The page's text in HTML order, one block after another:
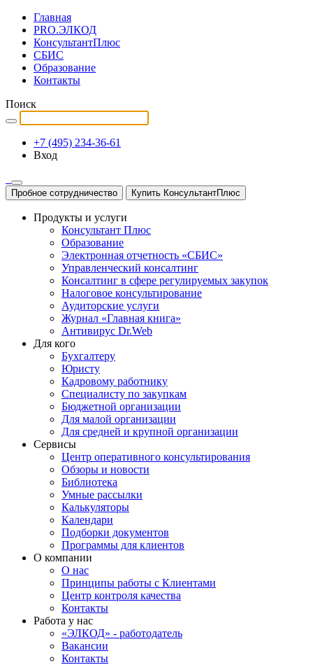
Главная
PRO.ЭЛКОД
КонсультантПлюс
СБИС
Образование
Контакты
Поиск
+7 (495) 234-36-61
Вход
Пробное сотрудничество Купить КонсультантПлюс
Продукты и услуги
Консультант Плюс
Образование
Электронная отчетность «СБИС»
Управленческий консалтинг
Консалтинг в сфере регулируемых закупок
Налоговое консультирование
Аудиторские услуги
Журнал «Главная книга»
Антивирус Dr.Web
Для кого
Бухгалтеру
Юристу
Кадровому работнику
Специалисту по закупкам
Бюджетной организации
Для малой организации
Для средней и крупной организации
Сервисы
Центр оперативного консультирования
Обзоры и новости
Библиотека
Умные рассылки
Калькуляторы
Календари
Подборки документов
Программы для клиентов
О компании
О нас
Принципы работы с Клиентами
Центр контроля качества
Контакты
Работа у нас
«ЭЛКОД» - работодатель
Вакансии
Контакты